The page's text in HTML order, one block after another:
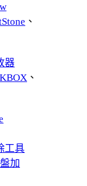
、
器
、
工具
加